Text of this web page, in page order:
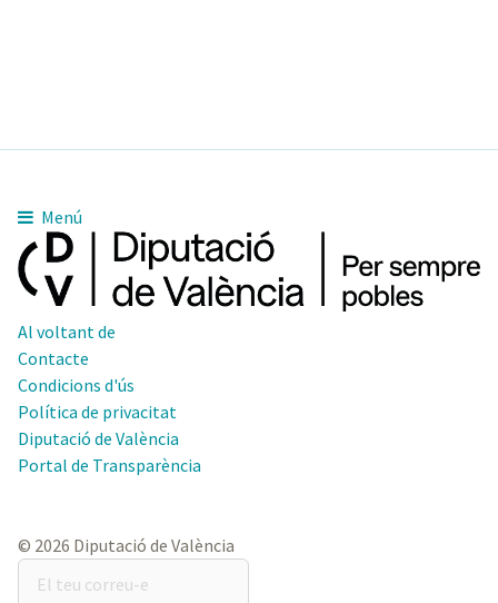
Menú
Al voltant de
Contacte
Condicions d'ús
Política de privacitat
Diputació de València
Portal de Transparència
© 2026 Diputació de València
teu